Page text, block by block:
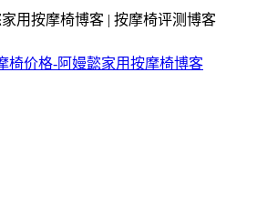
用按摩椅博客 | 按摩椅评测博客